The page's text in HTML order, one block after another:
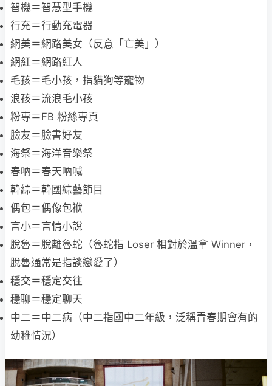
智機＝智慧型手機
行充＝行動充電器
網美＝網路美女（反意「亡美」）
網紅＝網路紅人
毛孩＝毛小孩，指貓狗等寵物
浪孩＝流浪毛小孩
粉專＝FB 粉絲專頁
臉友＝臉書好友
海祭＝海洋音樂祭
春吶＝春天吶喊
韓綜＝韓國綜藝節目
偶包＝偶像包袱
言小＝言情小說
脫魯＝脫離魯蛇（魯蛇指 Loser 相對於溫拿 Winner，
脫魯通常是指談戀愛了）
穩交＝穩定交往
穩聊＝穩定聊天
中二＝中二病（中二指國中二年級，泛稱青春期會有的
幼稚情況）